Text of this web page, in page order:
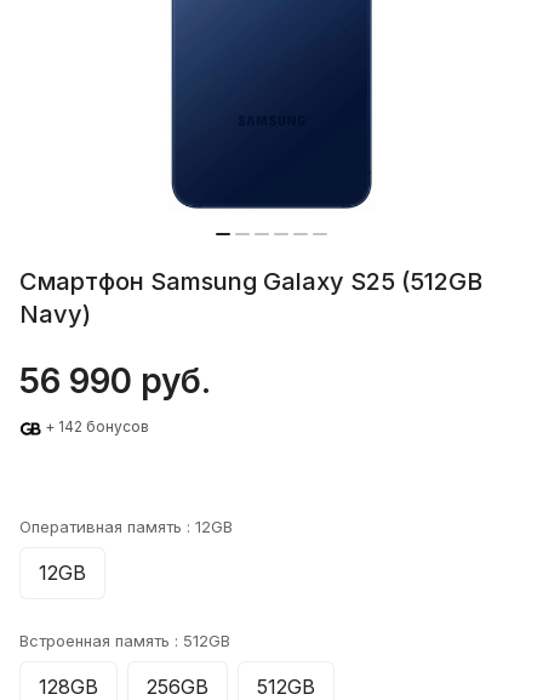
Смартфон Samsung Galaxy S25 (512GB
Navy)
56 990 руб.
+ 142 бонусов
Оперативная память : 12GB
12GB
Встроенная память : 512GB
128GB 256GB 512GB